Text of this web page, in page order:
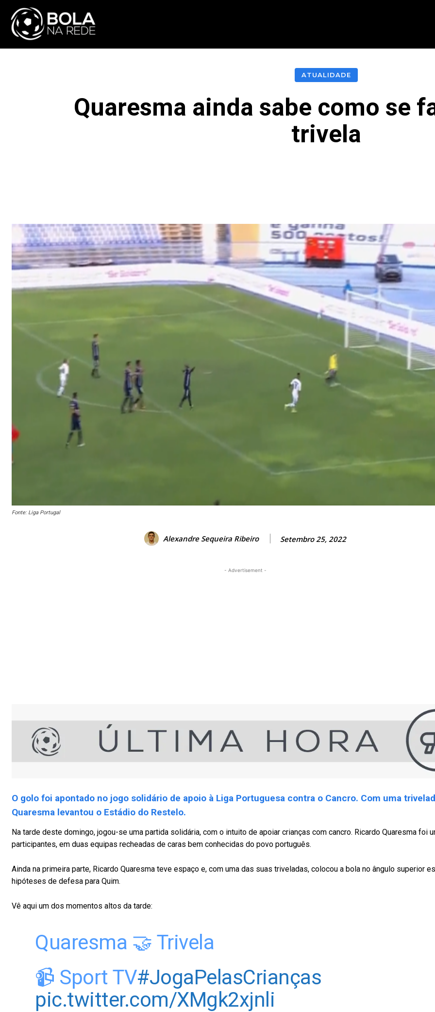
ATUALIDADE
Quaresma ainda sabe como se
trivela
Fonte: Liga Portugal
Alexandre Sequeira Ribeiro Setembro 25, 2022
- Advertisement -
O golo foi apontado no jogo solidário de apoio à Liga Portuguesa contra o Cancro. Com uma
Quaresma levantou o Estádio do Restelo.
Na tarde deste domingo, jogou-se uma partida solidária, com o intuito de apoiar crianças com cancro. Ricardo Quaresma foi
participantes, em duas equipas recheadas de caras bem conhecidas do povo português.
Ainda na primeira parte, Ricardo Quaresma teve espaço e, com uma das suas triveladas, colocou a bola no ângulo superior
hipóteses de defesa para Quim.
Vê aqui um dos momentos altos da tarde:
Quaresma 🤝 Trivela
📹 Sport TV#JogaPelasCrianças
pic.twitter.com/XMgk2xjnli